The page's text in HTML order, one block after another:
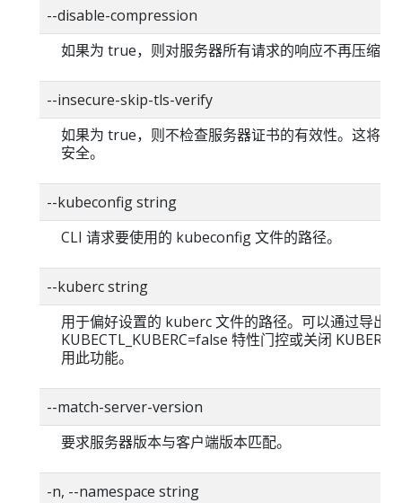
--disable-compression
如果为 true，则对服务器所有请求的响应不再压缩。
--insecure-skip-tls-verify
如果为 true，则不检查服务器证书的有效性。这将使
安全。
--kubeconfig string
CLI 请求要使用的 kubeconfig 文件的路径。
--kuberc string
用于偏好设置的 kuberc 文件的路径。可以通过导出
KUBECTL_KUBERC=false 特性门控或关闭
用此功能。
--match-server-version
要求服务器版本与客户端版本匹配。
-n, --namespace string